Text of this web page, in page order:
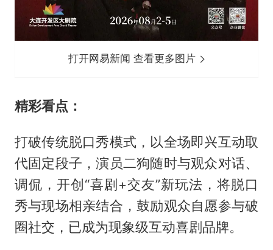
打开网易新闻 查看更多图片
精彩看点：
打破传统脱口秀模式，以全场即兴互动取
代固定段子，演员二狗随时与观众对话、
调侃，开创“喜剧+交友”新玩法，将脱口
秀与现场相亲结合，鼓励观众自愿参与破
圈社交，已成为现象级互动喜剧品牌。